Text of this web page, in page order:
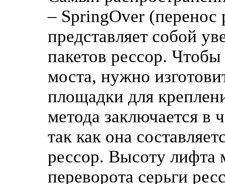
– SpringOver (перенос
представляет собой
пакетов рессор.
моста, нужно
площадки для
метода заключается в
так как она
рессор. Высоту
переворота серьги